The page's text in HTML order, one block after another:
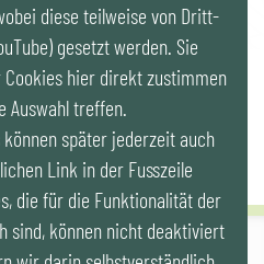
diese teilweise von Dritt-
gesetzt werden. Sie
hier direkt zustimmen
Auswahl treffen.
später jederzeit auch
Link in der Fusszeile
die für die Funktionalität der
sind, können nicht deaktiviert